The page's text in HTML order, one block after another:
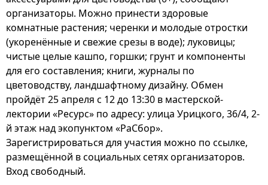
организаторы. Можно принести здоровые
комнатные растения; черенки и молодые отростки
(укоренённые и свежие срезы в воде); луковицы;
чистые целые кашпо, горшки; грунт и компоненты
для его составления; книги, журналы по
цветоводству, ландшафтному дизайну. Обмен
пройдёт 25 апреля с 12 до 13:30 в мастерской-
лектории «Ресурс» по адресу: улица Урицкого, 36/4, 2-
й этаж над экопунктом «РаСбор».
Зарегистрироваться для участия можно по ссылке,
размещённой в социальных сетях организаторов.
Вход свободный.